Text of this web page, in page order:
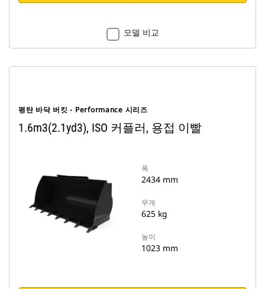
모델 비교
평탄 바닥 버킷 - Performance 시리즈
1.6m3(2.1yd3), ISO 커플러, 용접 이빨
폭
2434 mm
무게
625 kg
높이
1023 mm